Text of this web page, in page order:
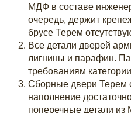
МДФ в составе
очередь, держит
брусе Терем
Все детали дверей
лигнины и парафин.
требованиям
Сборные двери Терем
наполнение
поперечные детали из